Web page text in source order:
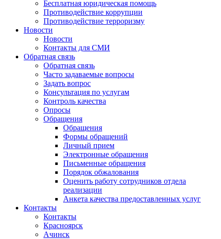
Бесплатная юридическая помощь
Противодействие коррупции
Противодействие терроризму
Новости
Новости
Контакты для СМИ
Обратная связь
Обратная связь
Часто задаваемые вопросы
Задать вопрос
Консультация по услугам
Контроль качества
Опросы
Обращения
Обращения
Формы обращений
Личный прием
Электронные обращения
Письменные обращения
Порядок обжалования
Оценить работу сотрудников отдела
реализации
Анкета качества предоставленных услуг
Контакты
Контакты
Красноярск
Ачинск